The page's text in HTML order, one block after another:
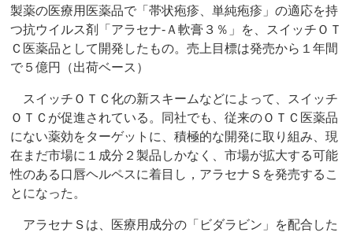
製薬の医療用医薬品で「帯状疱疹、単純疱疹」の適応を持
つ抗ウイルス剤「アラセナ‐Ａ軟膏３％」を、スイッチＯＴ
Ｃ医薬品として開発したもの。売上目標は発売から１年間
で５億円（出荷ベース）
スイッチＯＴＣ化の新スキームなどによって、スイッチ
ＯＴＣが促進されている。同社でも、従来のＯＴＣ医薬品
にない薬効をターゲットに、積極的な開発に取り組み、現
在まだ市場に１成分２製品しかなく、市場が拡大する可能
性のある口唇ヘルペスに着目し，アラセナＳを発売するこ
とになった。
アラセナＳは、医療用成分の「ビダラビン」を配合した